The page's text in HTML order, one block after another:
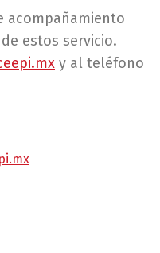
acompañamiento
estos servicio.
y al teléfono